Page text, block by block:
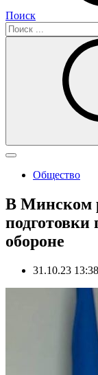
Поиск
Общество
В Минском
подготовки
обороне
31.10.23 13:38